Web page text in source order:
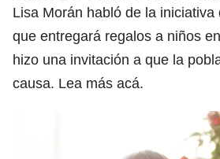
Lisa Morán habló de la iniciativa
que entregará regalos a niños
hizo una invitación a que la
causa. Lea más acá.